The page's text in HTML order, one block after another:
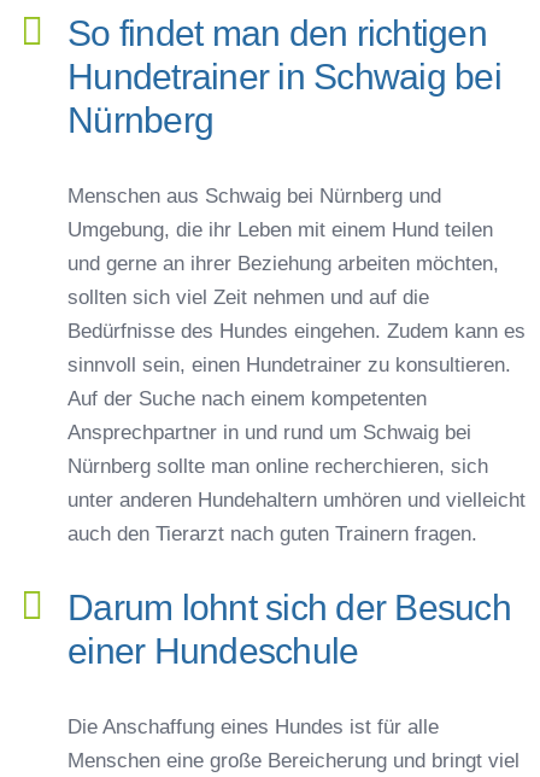
So findet man den richtigen
Hundetrainer in Schwaig bei
Nürnberg
Menschen aus Schwaig bei Nürnberg und
Umgebung, die ihr Leben mit einem Hund teilen
und gerne an ihrer Beziehung arbeiten möchten,
sollten sich viel Zeit nehmen und auf die
Bedürfnisse des Hundes eingehen. Zudem kann es
sinnvoll sein, einen Hundetrainer zu konsultieren.
Auf der Suche nach einem kompetenten
Ansprechpartner in und rund um Schwaig bei
Nürnberg sollte man online recherchieren, sich
unter anderen Hundehaltern umhören und vielleicht
auch den Tierarzt nach guten Trainern fragen.
Darum lohnt sich der Besuch
einer Hundeschule
Die Anschaffung eines Hundes ist für alle
Menschen eine große Bereicherung und bringt viel